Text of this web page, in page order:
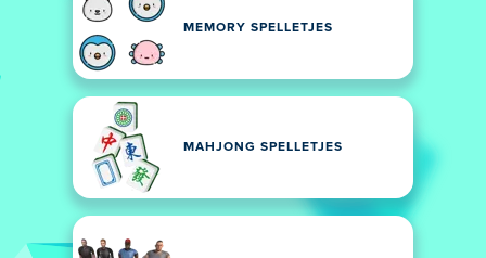
MEMORY SPELLETJES
MAHJONG SPELLETJES